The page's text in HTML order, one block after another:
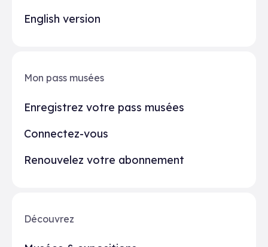
English version
Découvrez
Mon pass musées
Enregistrez votre pass musées
Connectez-vous
Renouvelez votre abonnement